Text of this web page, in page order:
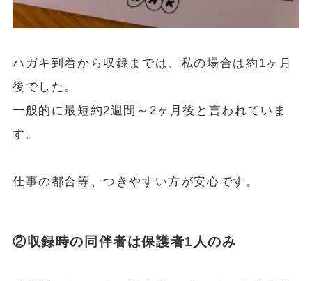
ハガキ到着から収録までは、私の場合は約1ヶ月
後でした。
一般的に最短約2週間～2ヶ月後と言われていま
す。
仕事の都合等、つきやすい方が安心です。
②収録時の同伴者は保護者1人のみ